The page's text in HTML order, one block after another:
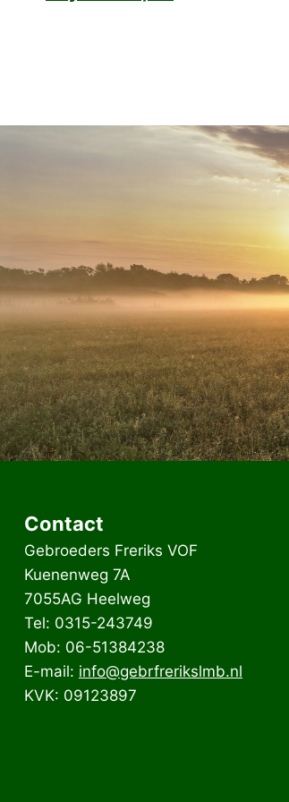
Contact
Gebroeders Freriks VOF
Kuenenweg 7A
7055AG Heelweg
Tel: 0315-243749
Mob: 06-51384238
E-mail: info@gebrfrerikslmb.nl
KVK: 09123897